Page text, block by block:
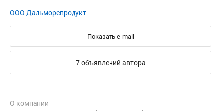
ООО Дальморепродукт
Показать e-mail
7 объявлений автора
О компании